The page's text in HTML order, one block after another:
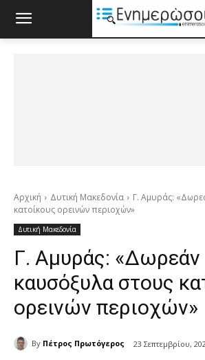
Αρχική Δυτική Μακεδονία
Γ. Αμυράς:
κατοίκους ορεινών περιοχών»
Δυτική Μακεδονία
Γ. Αμυράς: «Δωρεάν
καυσόξυλα στους
ορεινών περιοχών»
By Πέτρος Πρωτόγερος 23 Σεπτεμβρίου,